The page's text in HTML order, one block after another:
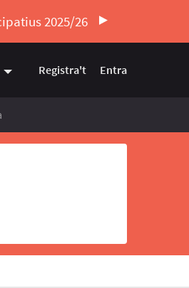
2025/26
Triar la llengua Elegir el idioma
Registra't Entra